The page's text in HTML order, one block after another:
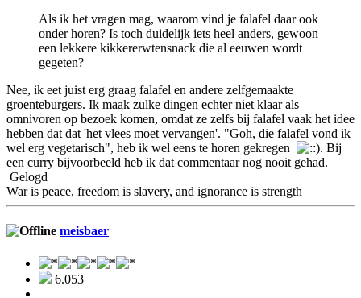
Als ik het vragen mag, waarom vind je falafel daar ook
onder horen? Is toch duidelijk iets heel anders, gewoon
een lekkere kikkererwtensnack die al eeuwen wordt
gegeten?
Nee, ik eet juist erg graag falafel en andere zelfgemaakte
groenteburgers. Ik maak zulke dingen echter niet klaar als
omnivoren op bezoek komen, omdat ze zelfs bij falafel vaak het idee
hebben dat dat 'het vlees moet vervangen'. "Goh, die falafel vond ik
wel erg vegetarisch", heb ik wel eens te horen gekregen
. Bij
een curry bijvoorbeeld heb ik dat commentaar nog nooit gehad.
Gelogd
War is peace, freedom is slavery, and ignorance is strength
meisbaer
6.053